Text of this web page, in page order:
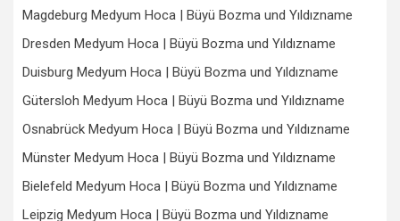
Magdeburg Medyum Hoca | Büyü Bozma und Yıldızname
Dresden Medyum Hoca | Büyü Bozma und Yıldızname
Duisburg Medyum Hoca | Büyü Bozma und Yıldızname
Gütersloh Medyum Hoca | Büyü Bozma und Yıldızname
Osnabrück Medyum Hoca | Büyü Bozma und Yıldızname
Münster Medyum Hoca | Büyü Bozma und Yıldızname
Bielefeld Medyum Hoca | Büyü Bozma und Yıldızname
Leipzig Medyum Hoca | Büyü Bozma und Yıldızname